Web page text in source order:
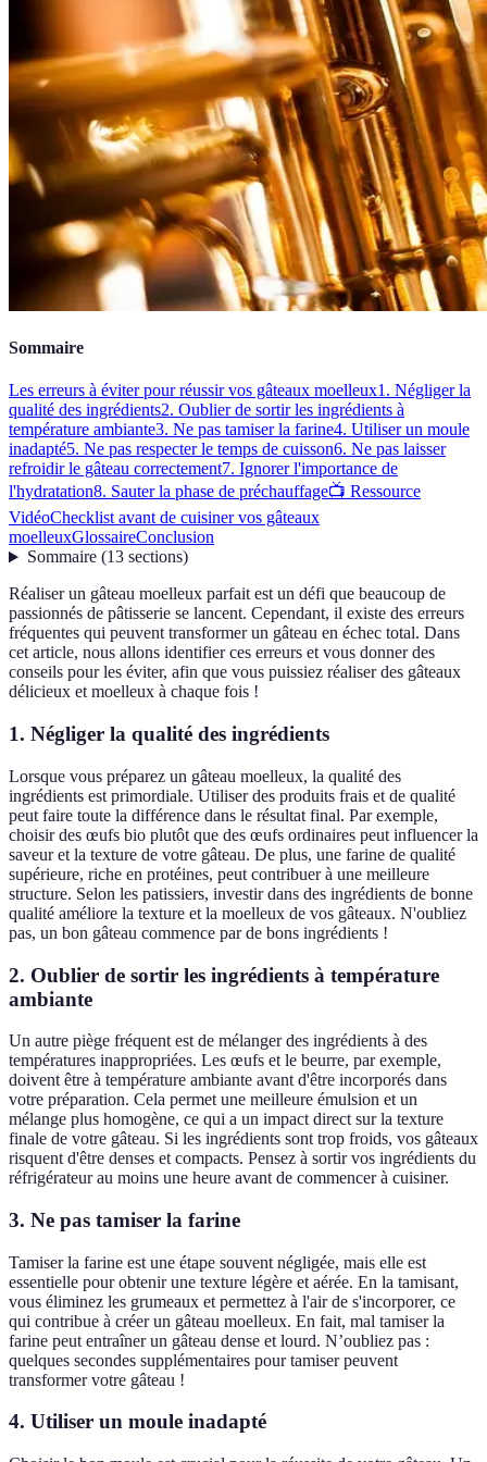
Sommaire
Les erreurs à éviter pour réussir vos gâteaux moelleux1. Négliger la
qualité des ingrédients2. Oublier de sortir les ingrédients à
température ambiante3. Ne pas tamiser la farine4. Utiliser un moule
inadapté5. Ne pas respecter le temps de cuisson6. Ne pas laisser
refroidir le gâteau correctement7. Ignorer l'importance de
l'hydratation8. Sauter la phase de préchauffage📺 Ressource
VidéoChecklist avant de cuisiner vos gâteaux
moelleuxGlossaireConclusion
Sommaire(13 sections)
Réaliser un gâteau moelleux parfait est un défi que beaucoup de
passionnés de pâtisserie se lancent. Cependant, il existe des erreurs
fréquentes qui peuvent transformer un gâteau en échec total. Dans
cet article, nous allons identifier ces erreurs et vous donner des
conseils pour les éviter, afin que vous puissiez réaliser des gâteaux
délicieux et moelleux à chaque fois !
1. Négliger la qualité des ingrédients
Lorsque vous préparez un gâteau moelleux, la qualité des
ingrédients est primordiale. Utiliser des produits frais et de qualité
peut faire toute la différence dans le résultat final. Par exemple,
choisir des œufs bio plutôt que des œufs ordinaires peut influencer la
saveur et la texture de votre gâteau. De plus, une farine de qualité
supérieure, riche en protéines, peut contribuer à une meilleure
structure. Selon les patissiers, investir dans des ingrédients de bonne
qualité améliore la texture et la moelleux de vos gâteaux. N'oubliez
pas, un bon gâteau commence par de bons ingrédients !
2. Oublier de sortir les ingrédients à température
ambiante
Un autre piège fréquent est de mélanger des ingrédients à des
températures inappropriées. Les œufs et le beurre, par exemple,
doivent être à température ambiante avant d'être incorporés dans
votre préparation. Cela permet une meilleure émulsion et un
mélange plus homogène, ce qui a un impact direct sur la texture
finale de votre gâteau. Si les ingrédients sont trop froids, vos gâteaux
risquent d'être denses et compacts. Pensez à sortir vos ingrédients du
réfrigérateur au moins une heure avant de commencer à cuisiner.
3. Ne pas tamiser la farine
Tamiser la farine est une étape souvent négligée, mais elle est
essentielle pour obtenir une texture légère et aérée. En la tamisant,
vous éliminez les grumeaux et permettez à l'air de s'incorporer, ce
qui contribue à créer un gâteau moelleux. En fait, mal tamiser la
farine peut entraîner un gâteau dense et lourd. N’oubliez pas :
quelques secondes supplémentaires pour tamiser peuvent
transformer votre gâteau !
4. Utiliser un moule inadapté